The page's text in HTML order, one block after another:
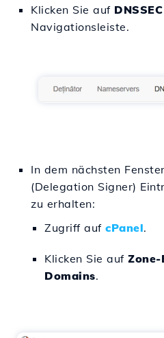
Klicken Sie auf DNSSEC
Navigationsleiste.
In dem nächsten
(Delegation Signer)
zu erhalten:
Zugriff auf cPanel.
Klicken Sie auf
Domains.